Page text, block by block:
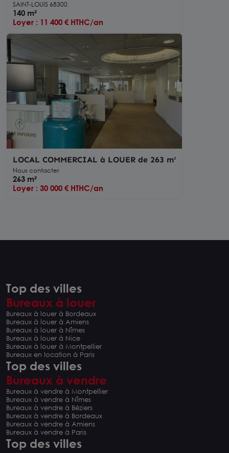
SAINT-LOUIS 68300
140 m²
Loyer : 11 400 € HTHC/an
LOCAL COMMERCIAL à LOUER de 263 m²
Nous contacter
263 m²
Loyer : 30 000 € HTHC/an
Top des villes
Bureaux à louer
Bureaux à louer à Bordeaux
Bureaux à louer à Amiens
Bureaux à louer à Nîmes
Bureaux à louer à Nice
Bureaux à louer à Montpellier
Bureaux en location à Paris
Top des villes
Bureaux à vendre
Bureaux à vendre à Montpellier
Bureaux à vendre à Nîmes
Bureaux à vendre à Béziers
Bureaux à vendre à Bordeaux
Bureaux à vendre à Amiens
Bureaux à vendre à Paris
Top des villes